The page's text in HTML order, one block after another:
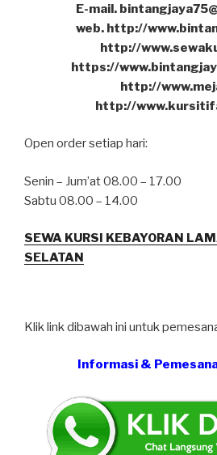
E-mail.
web. http://
http://
https://
http://
http://
Open order setiap hari:
Senin – Jum’at 08.00 – 17.00
Sabtu 08.00 – 14.00
SEWA KURSI KEBAYORAN
SELATAN
Klik link dibawah ini untuk
Informasi &